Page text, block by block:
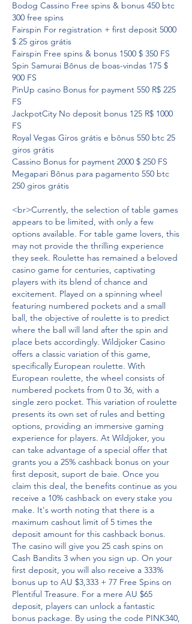
Bodog Cassino Free spins & bonus 450 btc
300 free spins
Fairspin For registration + first deposit 5000
$ 25 giros grátis
Fairspin Free spins & bonus 1500 $ 350 FS
Spin Samurai Bônus de boas-vindas 175 $
900 FS
PinUp casino Bonus for payment 550 R$ 225
FS
JackpotCity No deposit bonus 125 R$ 1000
FS
Royal Vegas Giros grátis e bônus 550 btc 25
giros grátis
Cassino Bonus for payment 2000 $ 250 FS
Megapari Bônus para pagamento 550 btc
250 giros grátis
<br>Currently, the selection of table games
appears to be limited, with only a few
options available. For table game lovers, this
may not provide the thrilling experience
they seek. Roulette has remained a beloved
casino game for centuries, captivating
players with its blend of chance and
excitement. Played on a spinning wheel
featuring numbered pockets and a small
ball, the objective of roulette is to predict
where the ball will land after the spin and
place bets accordingly. Wildjoker Casino
offers a classic variation of this game,
specifically European roulette. With
European roulette, the wheel consists of
numbered pockets from 0 to 36, with a
single zero pocket. This variation of roulette
presents its own set of rules and betting
options, providing an immersive gaming
experience for players. At Wildjoker, you
can take advantage of a special offer that
grants you a 25% cashback bonus on your
first deposit, suport de baie. Once you
claim this deal, the benefits continue as you
receive a 10% cashback on every stake you
make. It's worth noting that there is a
maximum cashout limit of 5 times the
deposit amount for this cashback bonus.
The casino will give you 25 cash spins on
Cash Bandits 3 when you sign up. On your
first deposit, you will also receive a 333%
bonus up to AU $3,333 + 77 Free Spins on
Plentiful Treasure. For a mere AU $65
deposit, players can unlock a fantastic
bonus package. By using the code PINK340,